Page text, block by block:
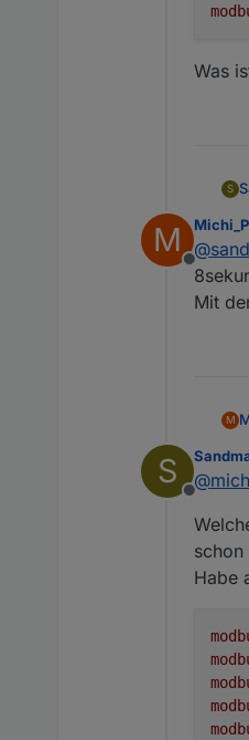
Was
S
M
Offline
@
Mit
M
S
Offline
@
schon
Habe